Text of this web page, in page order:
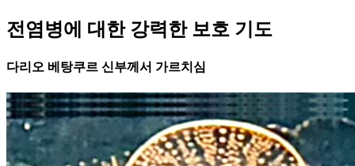
전염병에 대한 강력한 보호 기도
다리오 베탕쿠르 신부께서 가르치심